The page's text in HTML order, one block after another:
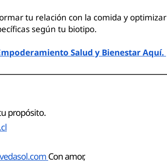
tu relación con la comida y optimizar
según tu biotipo.
Salud y Bienestar Aquí.
propósito.
Con amor,